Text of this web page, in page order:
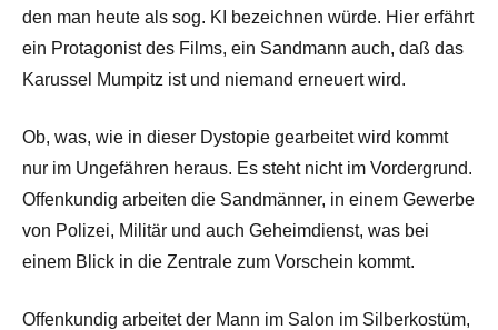
den man heute als sog. KI bezeichnen würde. Hier erfährt
ein Protagonist des Films, ein Sandmann auch, daß das
Karussel Mumpitz ist und niemand erneuert wird.
Ob, was, wie in dieser Dystopie gearbeitet wird kommt
nur im Ungefähren heraus. Es steht nicht im Vordergrund.
Offenkundig arbeiten die Sandmänner, in einem Gewerbe
von Polizei, Militär und auch Geheimdienst, was bei
einem Blick in die Zentrale zum Vorschein kommt.
Offenkundig arbeitet der Mann im Salon im Silberkostüm,